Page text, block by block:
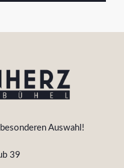
Auswahl!
39